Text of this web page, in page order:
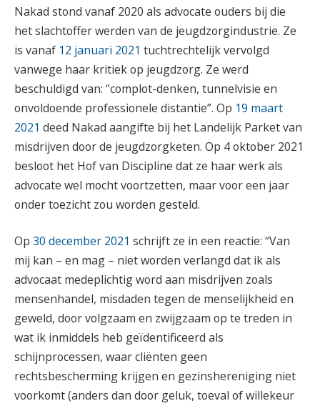
Nakad stond vanaf 2020 als advocate ouders bij die
het slachtoffer werden van de jeugdzorgindustrie. Ze
is vanaf 12 januari 2021 tuchtrechtelijk vervolgd
vanwege haar kritiek op jeugdzorg. Ze werd
beschuldigd van: “complot-denken, tunnelvisie en
onvoldoende professionele distantie”. Op 19 maart
2021 deed Nakad aangifte bij het Landelijk Parket van
misdrijven door de jeugdzorgketen. Op 4 oktober 2021
besloot het Hof van Discipline dat ze haar werk als
advocate wel mocht voortzetten, maar voor een jaar
onder toezicht zou worden gesteld.
Op 30 december 2021 schrijft ze in een reactie: “Van
mij kan – en mag – niet worden verlangd dat ik als
advocaat medeplichtig word aan misdrijven zoals
mensenhandel, misdaden tegen de menselijkheid en
geweld, door volgzaam en zwijgzaam op te treden in
wat ik inmiddels heb geïdentificeerd als
schijnprocessen, waar cliënten geen
rechtsbescherming krijgen en gezinshereniging niet
voorkomt (anders dan door geluk, toeval of willekeur